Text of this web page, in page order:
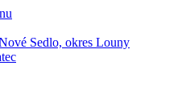
Sedlo, okres Louny